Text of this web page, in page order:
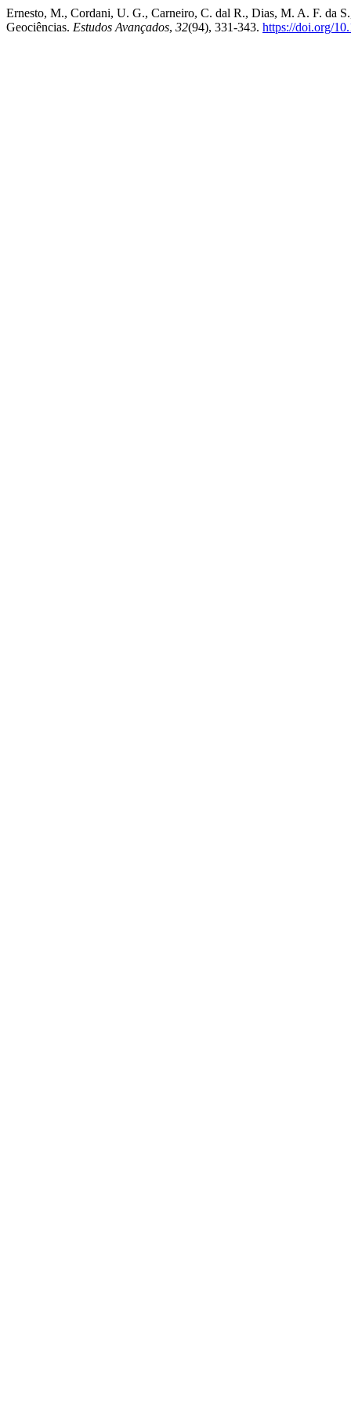
Ernesto, M., Cordani, U. G., Carneiro, C. dal R., Dias, M. A. F. da
Geociências. Estudos Avançados, 32(94), 331-343. https://doi.org/